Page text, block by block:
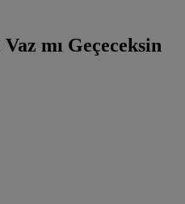
Vaz mı Geçeceksin